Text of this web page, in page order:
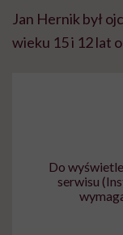
Jan Hernik był
wieku 15 i 12 lat
Do
serwisu